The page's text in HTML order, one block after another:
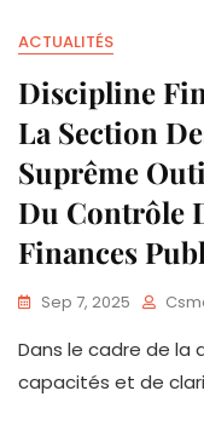
ACTUALITÉS
Discipline
La Section
Suprême
Du Contrôle
Finances
Sep 7, 2025
Dans le cadre de la
capacités et de